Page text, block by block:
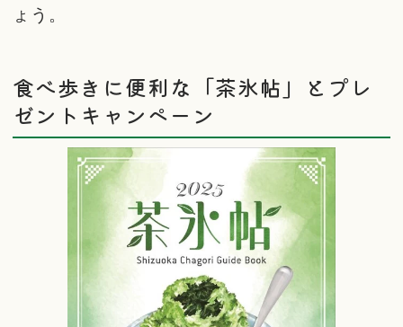
ょう。
食べ歩きに便利な「茶氷帖」とプレ
ゼントキャンペーン